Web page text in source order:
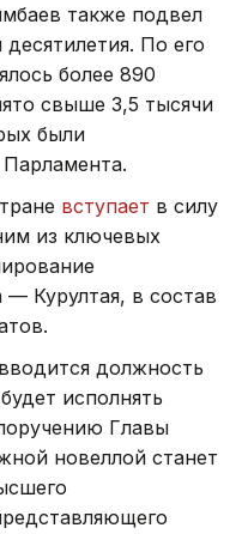
также подвел
десятилетия. По его
более 890
свыше 3,5 тысячи
были
вступает в силу
из ключевых
Курултая, в состав
должность
исполнять
Главы
новеллой станет